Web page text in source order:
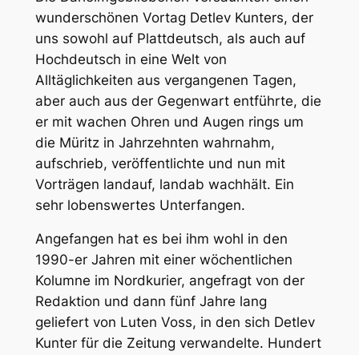
wunderschönen Vortag Detlev Kunters, der
uns sowohl auf Plattdeutsch, als auch auf
Hochdeutsch in eine Welt von
Alltäglichkeiten aus vergangenen Tagen,
aber auch aus der Gegenwart entführte, die
er mit wachen Ohren und Augen rings um
die Müritz in Jahrzehnten wahrnahm,
aufschrieb, veröffentlichte und nun mit
Vorträgen landauf, landab wachhält. Ein
sehr lobenswertes Unterfangen.
Angefangen hat es bei ihm wohl in den
1990-er Jahren mit einer wöchentlichen
Kolumne im Nordkurier, angefragt von der
Redaktion und dann fünf Jahre lang
geliefert von Luten Voss, in den sich Detlev
Kunter für die Zeitung verwandelte. Hundert